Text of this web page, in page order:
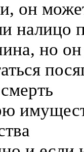
он
но он